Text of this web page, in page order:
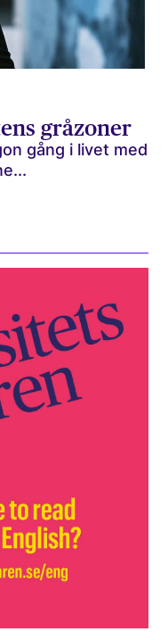
gråzoner
gång i livet med